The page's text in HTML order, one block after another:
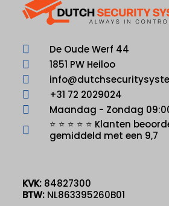
De Oude Werf 44
1851 PW Heiloo
+31 72 2029024
Maandag - Zondag
⭐ ⭐ ⭐ ⭐ ⭐ Klanten
gemiddeld met een 9,7
KVK: 84827300
BTW: NL863395260B01